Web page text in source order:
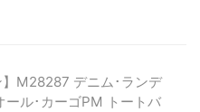
】M28287 デニム･ランデ
ール･カーゴPM トートバ